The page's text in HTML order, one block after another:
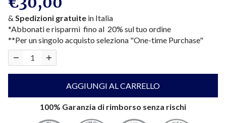
& Spedizioni gratuite in Italia
*Abbonati e risparmi fino al 20% sul tuo ordine
**Per un singolo acquisto seleziona "One-time Purchase"
AGGIUNGI AL CARRELLO
100% Garanzia di rimborso senza rischi